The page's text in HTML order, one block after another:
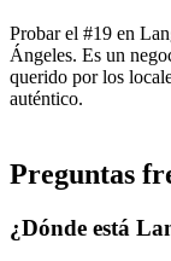
Probar el #19 en
Ángeles. Es un
querido por los
auténtico.
Preguntas
¿Dónde está